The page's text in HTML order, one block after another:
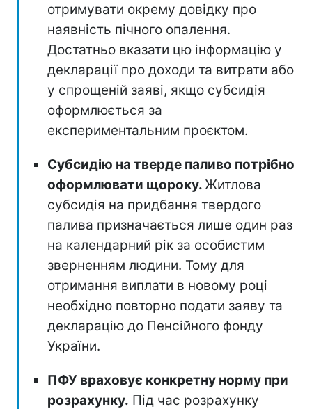
отримувати окрему довідку про
наявність пічного опалення.
Достатньо вказати цю інформацію у
декларації про доходи та витрати або
у спрощеній заяві, якщо субсидія
оформлюється за
експериментальним проєктом.
Субсидію на тверде паливо потрібно
оформлювати щороку.Житлова
субсидія на придбання твердого
палива призначається лише один раз
на календарний рік за особистим
зверненням людини. Тому для
отримання виплати в новому році
необхідно повторно подати заяву та
декларацію до Пенсійного фонду
України.
ПФУ враховує конкретну норму при
розрахунку. Під час розрахунку